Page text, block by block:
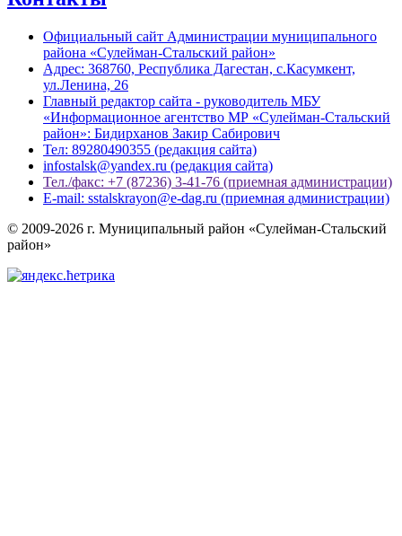
Официальный сайт Администрации муниципального
района «Сулейман-Стальский район»
Адрес: 368760, Республика Дагестан, с.Касумкент,
ул.Ленина, 26
Главный редактор сайта - руководитель МБУ
«Информационное агентство МР «Сулейман-Стальский
район»: Бидирханов Закир Сабирович
Тел: 89280490355 (редакция сайта)
infostalsk@yandex.ru (редакция сайта)
Тел./факс: +7 (87236) 3-41-76 (приемная администрации)
E-mail: sstalskrayon@e-dag.ru (приемная администрации)
© 2009-2026 г. Муниципальный район «Сулейман-Стальский
район»